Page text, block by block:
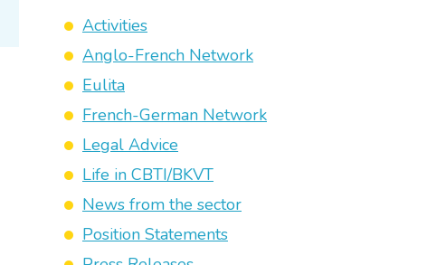
Activities
Anglo-French Network
Eulita
French-German Network
Legal Advice
Life in CBTI/BKVT
News from the sector
Position Statements